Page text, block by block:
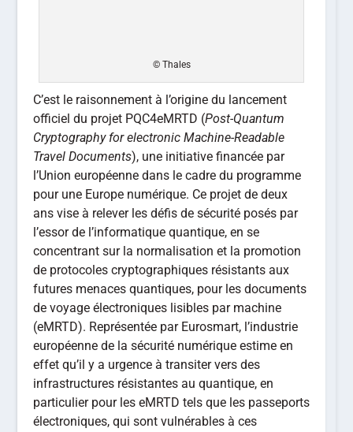
© Thales
C’est le raisonnement à l’origine du lancement
officiel du projet PQC4eMRTD (Post-Quantum
Cryptography for electronic Machine-Readable
Travel Documents), une initiative financée par
l’Union européenne dans le cadre du programme
pour une Europe numérique. Ce projet de deux
ans vise à relever les défis de sécurité posés par
l’essor de l’informatique quantique, en se
concentrant sur la normalisation et la promotion
de protocoles cryptographiques résistants aux
futures menaces quantiques, pour les documents
de voyage électroniques lisibles par machine
(eMRTD). Représentée par Eurosmart, l’industrie
européenne de la sécurité numérique estime en
effet qu’il y a urgence à transiter vers des
infrastructures résistantes au quantique, en
particulier pour les eMRTD tels que les passeports
électroniques, qui sont vulnérables à ces